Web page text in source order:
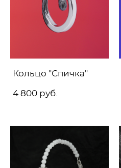
Кольцо "Спичка"
4 800 pуб.